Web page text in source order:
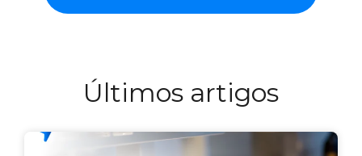
Últimos artigos